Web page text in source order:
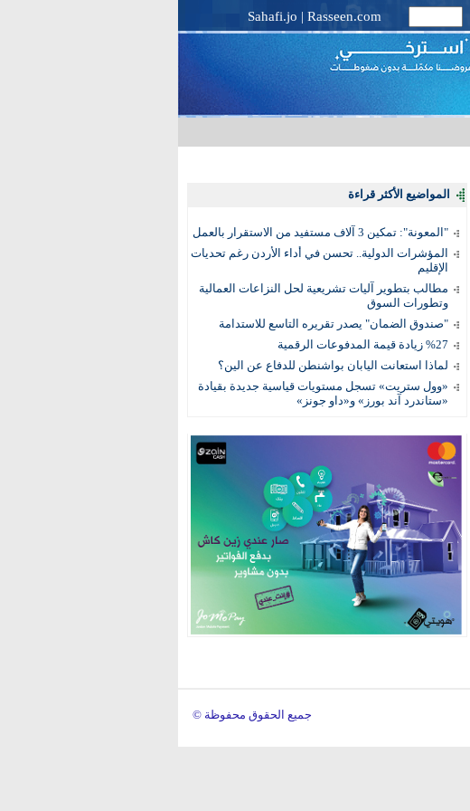
Sahafi.jo | Rasseen.com
المواضيع الأكثر قراءة
"المعونة": تمكين 3 آلاف مستفيد من الاستقرار بالعمل
المؤشرات الدولية.. تحسن في أداء الأردن رغم تحديات
الإقليم
مطالب بتطوير آليات تشريعية لحل النزاعات العمالية
وتطورات السوق
"صندوق الضمان" يصدر تقريره التاسع للاستدامة
%27 زيادة قيمة المدفوعات الرقمية
لماذا استعانت اليابان بواشنطن للدفاع عن الين؟
«وول ستريت» تسجل مستويات قياسية جديدة بقيادة
«ستاندرد آند بورز» و«داو جونز»
© جميع الحقوق محفوظة